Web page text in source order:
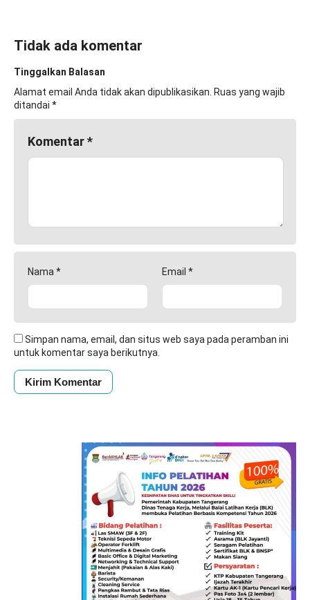
Tidak ada komentar
Tinggalkan Balasan
Alamat email Anda tidak akan dipublikasikan. Ruas yang wajib
ditandai *
Komentar*
Nama* Email *
Simpan nama, email, dan situs web saya pada peramban ini
untuk komentar saya berikutnya.